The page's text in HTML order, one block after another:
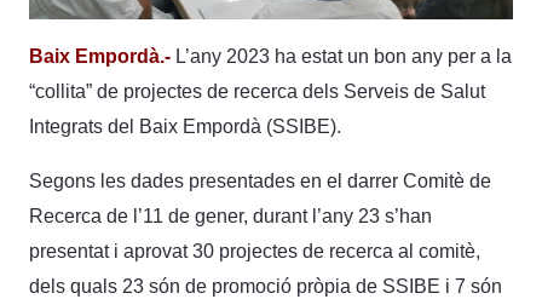
Baix Empordà.- L’any 2023 ha estat un bon any per a la
“collita” de projectes de recerca dels Serveis de Salut
Integrats del Baix Empordà (SSIBE).
Segons les dades presentades en el darrer Comitè de
Recerca de l’11 de gener, durant l’any 23 s’han
presentat i aprovat 30 projectes de recerca al comitè,
dels quals 23 són de promoció pròpia de SSIBE i 7 són